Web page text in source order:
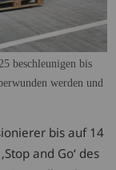
beschleunigen bis
werden und
bis auf 14
and Go‘ des